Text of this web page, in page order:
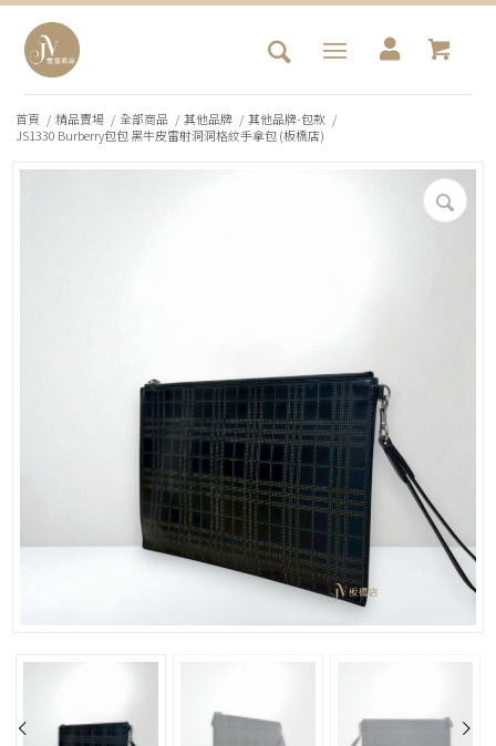
首頁 / 精品賣場 / 全部商品 / 其他品牌 / 其他品牌-包款 /
JS1330 Burberry包包 黑牛皮雷射洞洞格紋手拿包 (板橋店)